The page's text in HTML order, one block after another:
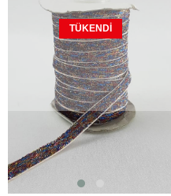
TÜKENDI